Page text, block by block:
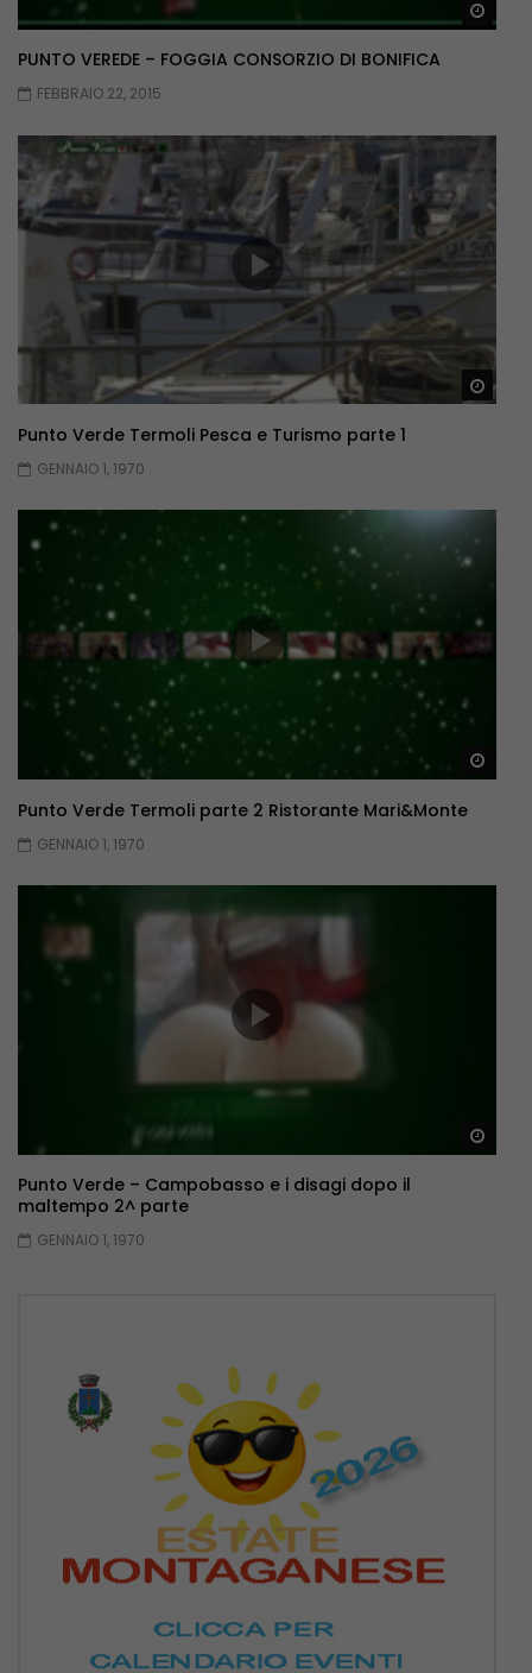
PUNTO VEREDE – FOGGIA CONSORZIO DI BONIFICA
FEBBRAIO 22, 2015
Punto Verde Termoli Pesca e Turismo parte 1
GENNAIO 1, 1970
Punto Verde Termoli parte 2 Ristorante Mari&Monte
GENNAIO 1, 1970
Punto Verde – Campobasso e i disagi dopo il
maltempo 2^ parte
GENNAIO 1, 1970